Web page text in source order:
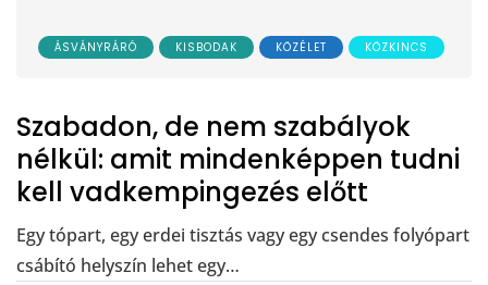
ÁSVÁNYRÁRÓ KISBODAK KÖZÉLET KÖZKINCS
Szabadon, de nem szabályok
nélkül: amit mindenképpen tudni
kell vadkempingezés előtt
Egy tópart, egy erdei tisztás vagy egy csendes folyópart
csábító helyszín lehet egy…